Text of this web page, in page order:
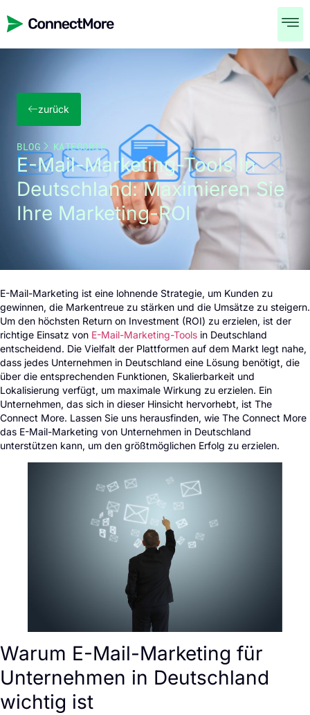
zurück
BLOG KATEGORIE
E-Mail-Marketing-Tools In
Deutschland: Maximieren Sie
Ihre Marketing-ROI
E-Mail-Marketing ist eine lohnende Strategie, um Kunden zu
gewinnen, die Markentreue zu stärken und die Umsätze zu steigern.
Um den höchsten Return on Investment (ROI) zu erzielen, ist der
richtige Einsatz von E-Mail-Marketing-Tools in Deutschland
entscheidend. Die Vielfalt der Plattformen auf dem Markt legt nahe,
dass jedes Unternehmen in Deutschland eine Lösung benötigt, die
über die entsprechenden Funktionen, Skalierbarkeit und
Lokalisierung verfügt, um maximale Wirkung zu erzielen. Ein
Unternehmen, das sich in dieser Hinsicht hervorhebt, ist The
Connect More. Lassen Sie uns herausfinden, wie The Connect More
das E-Mail-Marketing von Unternehmen in Deutschland
unterstützen kann, um den größtmöglichen Erfolg zu erzielen.
Warum E-Mail-Marketing für
Unternehmen in Deutschland
wichtig ist